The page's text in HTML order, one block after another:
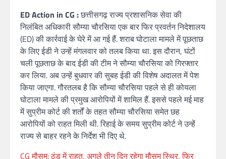
ED Action in CG :छत्तीसगढ़ राज्य प्रशासनिक सेवा की
निलंबित अधिकारी सौम्या चौरसिया एक बार फिर प्रवर्तन निदेशालय
(ED) की कार्रवाई के घेरे में आ गई हैं. शराब घोटाला मामले में पूछताछ
के लिए ईडी ने उन्हें मंगलवार को तलब किया था. इस दौरान, घंटों
चली पूछताछ के बाद ईडी की टीम ने सौम्या चौरसिया को गिरफ्तार
कर लिया. अब उन्हें बुधवार की सुबह ईडी की विशेष अदालत में पेश
किया जाएगा. गौरतलब है कि सौम्या चौरसिया पहले से ही कोयला
घोटाला मामले की प्रमुख आरोपियों में शामिल हैं. इससे पहले मई माह
में सुप्रीम कोर्ट की शर्तों के तहत सौम्या चौरसिया समेत छह
आरोपियों को राहत मिली थी. रिहाई के समय सुप्रीम कोर्ट ने उन्हें
राज्य से बाहर रहने के निर्देश भी दिए थे.
CG मौसम: ठंड में राहत, अगले तीन दिन रहेगा मौसम स्थिर, फिर